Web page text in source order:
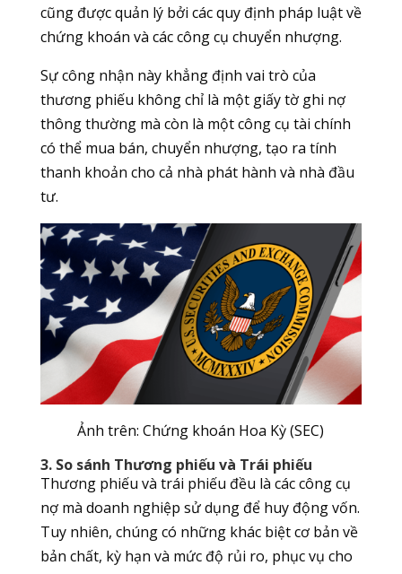
cũng được quản lý bởi các quy định pháp luật về
chứng khoán và các công cụ chuyển nhượng.
Sự công nhận này khẳng định vai trò của
thương phiếu không chỉ là một giấy tờ ghi nợ
thông thường mà còn là một công cụ tài chính
có thể mua bán, chuyển nhượng, tạo ra tính
thanh khoản cho cả nhà phát hành và nhà đầu
tư.
Ảnh trên: Chứng khoán Hoa Kỳ (SEC)
3. So sánh Thương phiếu và Trái phiếu
Thương phiếu và trái phiếu đều là các công cụ
nợ mà doanh nghiệp sử dụng để huy động vốn.
Tuy nhiên, chúng có những khác biệt cơ bản về
bản chất, kỳ hạn và mức độ rủi ro, phục vụ cho